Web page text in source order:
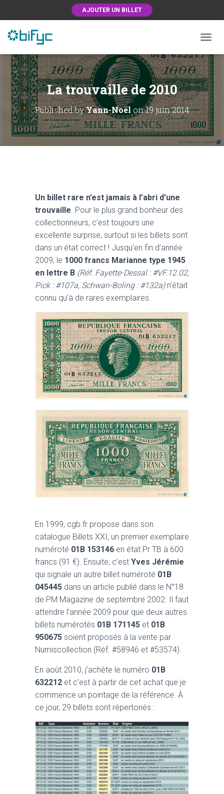
AJOUTER UN BILLET
La trouvaille de 2010
Published byYann-Noël on19 juin 2014
Un billet rare n’est jamais à l’abri d’une
trouvaille. Pour le plus grand bonheur des
collectionneurs, c’est toujours une
excellente surprise, surtout si les billets sont
dans un état correct ! Jusqu’en fin d’année
2009, le 1000 francs Marianne type 1945
en lettre B (Réf. Fayette-Dessal : #VF.12.02,
Pick : #107a, Schwan-Boling : #132a)n’était
connu qu’à de rares exemplaires.
En 1999, cgb.fr propose dans son
catalogue Billets XXI, un premier exemplaire
numéroté 01B 153146 en état Pr TB à 600
francs (91 €). Ensuite, c’est Yves Jérémie
qui signale un autre billet numéroté 01B
045445 dans un article publié dans le N°18
de PM Magazine de septembre 2002. Il faut
attendre l’année 2009 pour que deux autres
billets numérotés 01B 171145 et 01B
950675 soient proposés à la vente par
Numiscollection (Réf. #58946 et #53574).
En août 2010, j’achète le numéro 01B
632212 et c’est à partir de cet achat que je
commence un pointage de la référence. À
ce jour, 29 billets sont répertoriés :